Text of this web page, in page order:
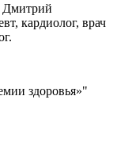
Дмитрий
кардиолог, врач
здоровья»"